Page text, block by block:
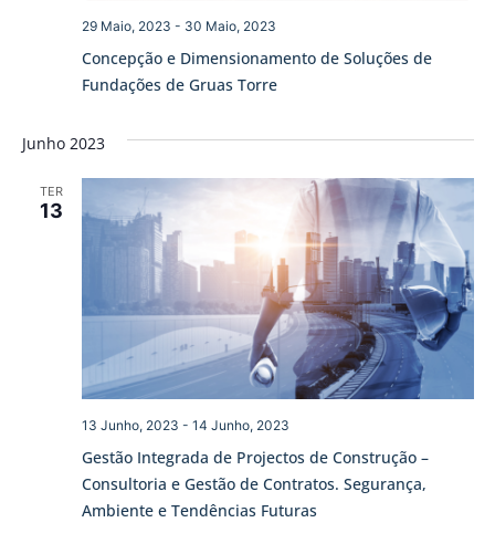
Concepção e Dimensionamento de Soluções de
Fundações de Gruas Torre
29 Maio, 2023 - 30 Maio, 2023
Junho 2023
TER
13
Gestão Integrada de Projectos de Construção –
Consultoria e Gestão de Contratos. Segurança,
Ambiente e Tendências Futuras
13 Junho, 2023 - 14 Junho, 2023